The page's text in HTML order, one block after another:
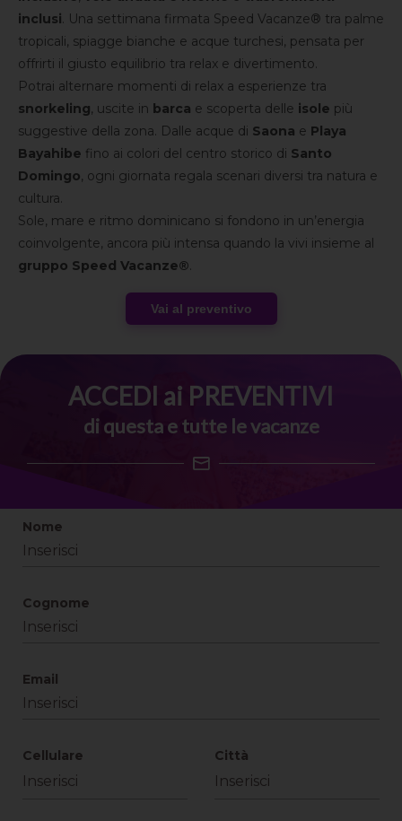
inclusi. Una settimana firmata Speed Vacanze® tra palme
tropicali, spiagge bianche e acque turchesi, pensata per
offrirti il giusto equilibrio tra relax e divertimento.
Potrai alternare momenti di relax a esperienze tra
snorkeling, uscite in barca e scoperta delle isole più
suggestive della zona. Dalle acque di Saona e Playa
Bayahibe fino ai colori del centro storico di Santo
Domingo, ogni giornata regala scenari diversi tra natura e
cultura.
Sole, mare e ritmo dominicano si fondono in un’energia
coinvolgente, ancora più intensa quando la vivi insieme al
gruppo Speed Vacanze®.
Vai al preventivo
ACCEDI ai PREVENTIVI
di questa e tutte le vacanze
Nome
Cognome
Email
Cellulare Città